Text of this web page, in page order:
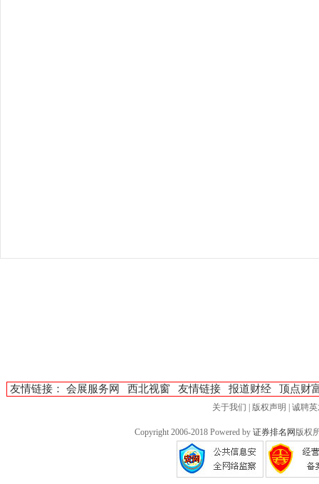
友情链接： 会展服务网 西北视窗 友情链接 报道财经 顶点财
关于我们 版权声明 诚聘
Copyright 2006-2018 Powered by 证券排名网 版权